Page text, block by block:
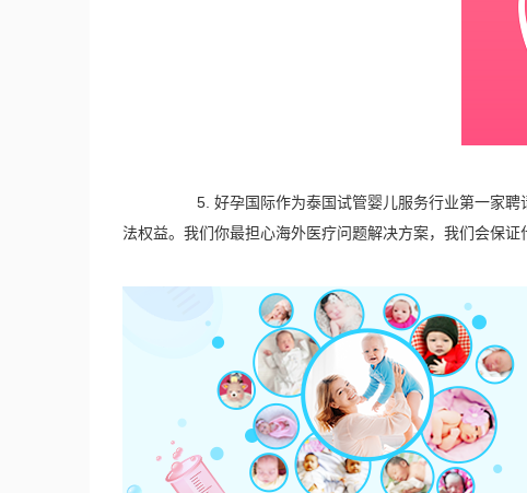
5. 好孕国际作为泰国试管婴儿服务行业第一家聘请
法权益。我们你最担心海外医疗问题解决方案，我们会保证